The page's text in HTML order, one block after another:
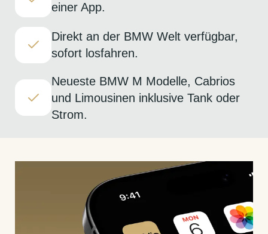
einer App.
Direkt an der BMW Welt verfügbar,
sofort losfahren.
Neueste BMW M Modelle, Cabrios
und Limousinen inklusive Tank oder
Strom.